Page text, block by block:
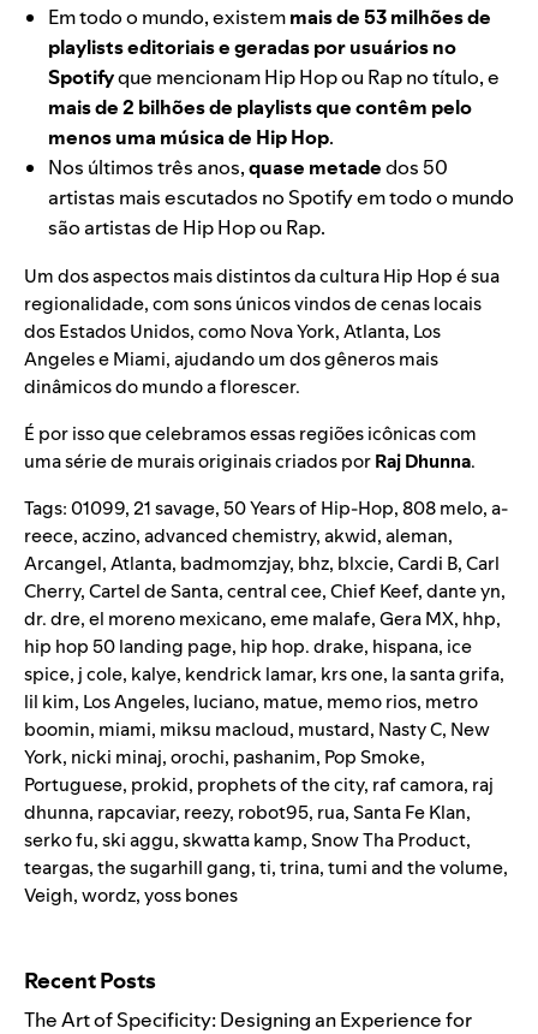
Em todo o mundo, existemmais de 53 milhões de
playlists editoriais e geradas por usuários no
Spotifyque mencionam Hip Hop ou Rap no título, e
mais de 2 bilhões de playlists que contêm pelo
menos uma música de Hip Hop.
Nos últimos três anos,quase metadedos 50
artistas mais escutados no Spotify em todo o mundo
são artistas de Hip Hop ou Rap.
Um dos aspectos mais distintos da cultura Hip Hop é sua
regionalidade, com sons únicos vindos de cenas locais
dos Estados Unidos, como Nova York, Atlanta, Los
Angeles e Miami, ajudando um dos gêneros mais
dinâmicos do mundo a florescer.
É por isso que celebramos essas regiões icônicas com
uma série de murais originais criados porRaj Dhunna.
Tags:01099,21 savage, 50 Years of Hip-Hop, 808 melo,a-
reece,aczino,advanced chemistry,akwid,aleman,
Arcangel,Atlanta, badmomzjay, bhz, blxcie,Cardi B,Carl
Cherry,Cartel de Santa,central cee,Chief Keef,dante yn,
dr. dre,el moreno mexicano,eme malafe,Gera MX, hhp,
hip hop 50 landing page, hip hop. drake, hispana, ice
spice, j cole, kalye, kendrick lamar, krs one, la santa grifa,
lil kim, Los Angeles, luciano, matue, memo rios, metro
boomin, miami, miksu macloud, mustard, Nasty C, New
York, nicki minaj,orochi, pashanim, Pop Smoke,
Portuguese, prokid, prophets of the city, raf camora, raj
dhunna, rapcaviar, reezy, robot95, rua,Santa Fe Klan,
serko fu,ski aggu,skwatta kamp,Snow Tha Product,
teargas,the sugarhill gang,ti,trina,tumi and the volume,
Veigh,wordz,yoss bones
Recent Posts
The Art of Specificity: Designing an Experience for